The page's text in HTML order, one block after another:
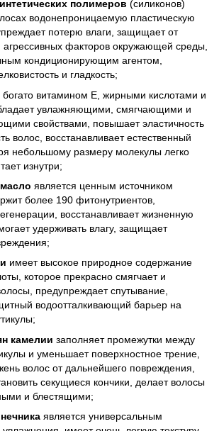
полимеров (силиконов)
водонепроницаемую пластическую
потерю влаги, защищает от
факторов окружающей среды,
кондиционирующим агентом,
и гладкость;
богато витамином Е, жирными кислотами и
увлажняющими, смягчающими и
свойствами, повышает эластичность
волос, восстанавливает естественный
небольшому размеру молекулы легко
изнутри;
является ценным источником
более 190 фитонутриентов,
восстанавливает жизненную
удерживать влагу, защищает
имеет высокое природное содержание
которое прекрасно смягчает и
предупреждает спутывание,
водоотталкивающий барьер на
камелии заполняет промежутки между
и уменьшает поверхностное трение,
волос от дальнейшего повреждения,
секущиеся кончики, делает волосы
и блестящими;
является универсальным